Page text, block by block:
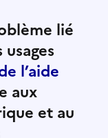
lié
l’aide
aux
et au